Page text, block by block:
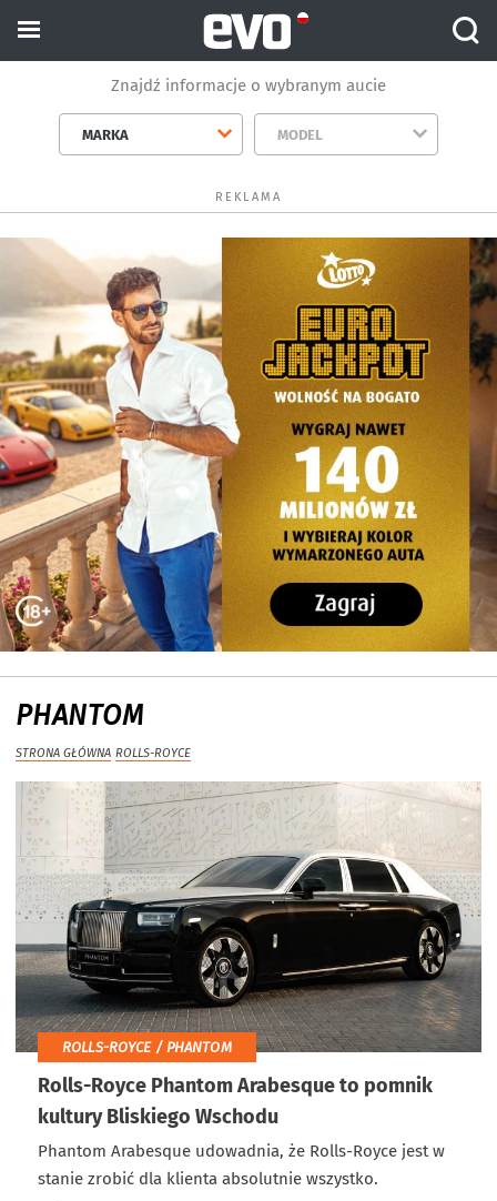
Znajdź informacje o wybranym aucie
MARKA MODEL
REKLAMA
PHANTOM
STRONA GŁÓWNA ROLLS-ROYCE
ROLLS-ROYCE / PHANTOM
Rolls-Royce Phantom Arabesque to pomnik
kultury Bliskiego Wschodu
Phantom Arabesque udowadnia, że Rolls-Royce jest w
stanie zrobić dla klienta absolutnie wszystko.